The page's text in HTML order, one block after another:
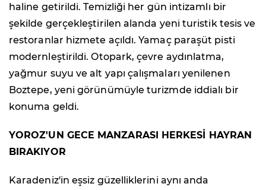
haline getirildi. Temizliği her gün intizamlı bir
şekilde gerçekleştirilen alanda yeni turistik tesis ve
restoranlar hizmete açıldı. Yamaç paraşüt pisti
modernleştirildi. Otopark, çevre aydınlatma,
yağmur suyu ve alt yapı çalışmaları yenilenen
Boztepe, yeni görünümüyle turizmde iddialı bir
konuma geldi.
YOROZ'UN GECE MANZARASI HERKESİ HAYRAN
BIRAKIYOR
Karadeniz'in eşsiz güzelliklerini aynı anda